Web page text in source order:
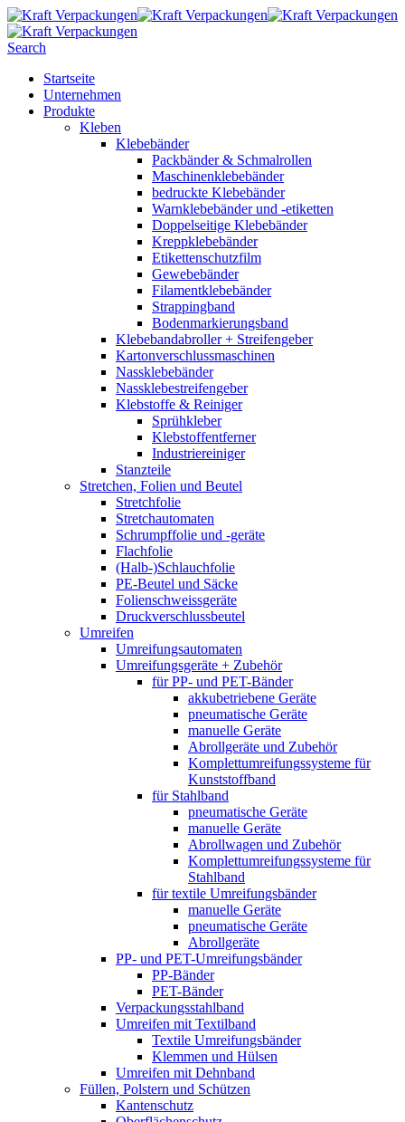
Search
Startseite
Unternehmen
Produkte
Kleben
Klebebänder
Packbänder & Schmalrollen
Maschinenklebebänder
bedruckte Klebebänder
Warnklebebänder und -etiketten
Doppelseitige Klebebänder
Kreppklebebänder
Etikettenschutzfilm
Gewebebänder
Filamentklebebänder
Strappingband
Bodenmarkierungsband
Klebebandabroller + Streifengeber
Kartonverschlussmaschinen
Nassklebebänder
Nassklebestreifengeber
Klebstoffe & Reiniger
Sprühkleber
Klebstoffentferner
Industriereiniger
Stanzteile
Stretchen, Folien und Beutel
Stretchfolie
Stretchautomaten
Schrumpffolie und -geräte
Flachfolie
(Halb-)Schlauchfolie
PE-Beutel und Säcke
Folienschweissgeräte
Druckverschlussbeutel
Umreifen
Umreifungsautomaten
Umreifungsgeräte + Zubehör
für PP- und PET-Bänder
akkubetriebene Geräte
pneumatische Geräte
manuelle Geräte
Abrollgeräte und Zubehör
Komplettumreifungssysteme für
Kunststoffband
für Stahlband
pneumatische Geräte
manuelle Geräte
Abrollwagen und Zubehör
Komplettumreifungssysteme für
Stahlband
für textile Umreifungsbänder
manuelle Geräte
pneumatische Geräte
Abrollgeräte
PP- und PET-Umreifungsbänder
PP-Bänder
PET-Bänder
Verpackungsstahlband
Umreifen mit Textilband
Textile Umreifungsbänder
Klemmen und Hülsen
Umreifen mit Dehnband
Füllen, Polstern und Schützen
Kantenschutz